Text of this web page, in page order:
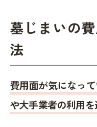
墓じまいの
法
費用面が気になっ
や大手業者の利用